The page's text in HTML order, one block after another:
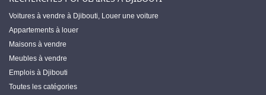
Voitures à vendre à Djibouti, Louer une voiture
Appartements à louer
Maisons à vendre
Meubles à vendre
Emplois à Djibouti
Toutes les catégories